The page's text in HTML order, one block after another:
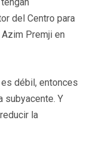
del Centro para
Premji en
débil, entonces
subyacente. Y
la